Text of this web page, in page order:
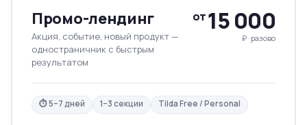
Промо-лендинг
Акция, событие, новый продукт —
одностраничник с быстрым
результатом
от15 000
₽ · разово
⏱ 5–7 дней 1–3 секции Tilda Free / Personal